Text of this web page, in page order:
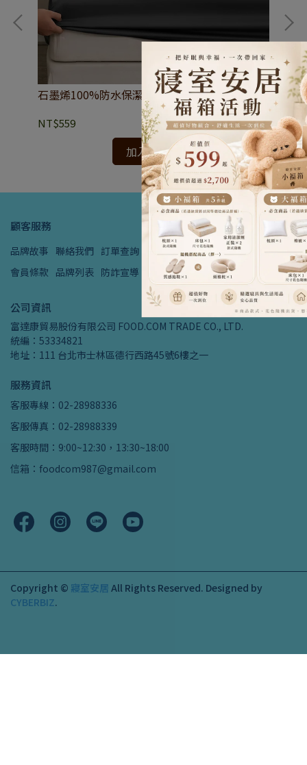
石墨烯100%防水保潔墊-多色可選(台灣製造)
NT$559
加入購物車
顧客服務
品牌故事 聯絡我們 訂單查詢 購物說明 退貨政策 隱私條款
會員條款 品牌列表 防詐宣導
公司資訊
富達康貿易股份有限公司 FOOD.COM TRADE CO., LTD.
統編：53334821
地址：111 台北市士林區德行西路45號6樓之一
服務資訊
客服專線：02-28988336
客服傳真：02-28988339
客服時間：9:00~12:30，13:30~18:00
信箱：foodcom987@gmail.com
Copyright © 寢室安居 All Rights Reserved. Designed by
CYBERBIZ.